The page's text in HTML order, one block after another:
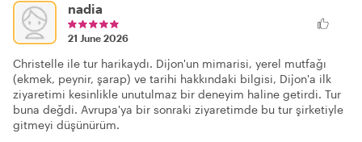
nadia
21 June 2026
Christelle ile tur harikaydı. Dijon'un mimarisi, yerel mutfağı
(ekmek, peynir, şarap) ve tarihi hakkındaki bilgisi, Dijon'a ilk
ziyaretimi kesinlikle unutulmaz bir deneyim haline getirdi. Tur
buna değdi. Avrupa'ya bir sonraki ziyaretimde bu tur şirketiyle
gitmeyi düşünürüm.